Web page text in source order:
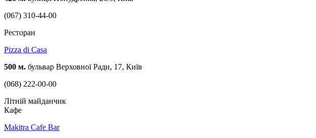
(067) 310-44-00
Ресторан
Pizza di Casa
500 м. бульвар Верховної Ради, 17, Київ
(068) 222-00-00
Літній майданчик
Кафе
Makitra Cafe Bar